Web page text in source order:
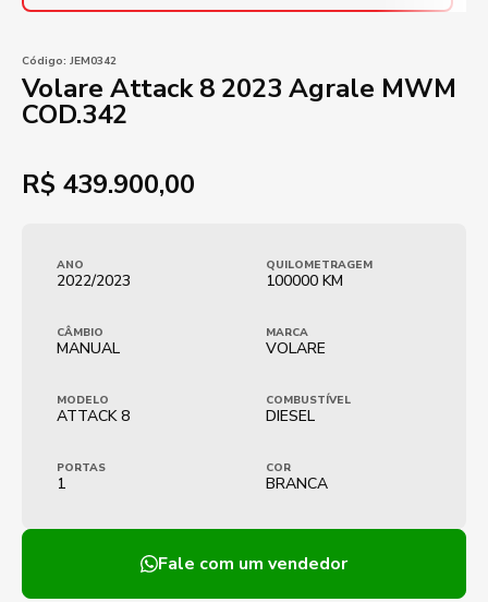
Código: JEM0342
Volare Attack 8 2023 Agrale MWM
COD.342
R$ 439.900,00
ANO
2022/2023
QUILOMETRAGEM
100000 KM
CÂMBIO
MANUAL
MARCA
VOLARE
MODELO
ATTACK 8
COMBUSTÍVEL
DIESEL
PORTAS
1
COR
BRANCA
Fale com um vendedor